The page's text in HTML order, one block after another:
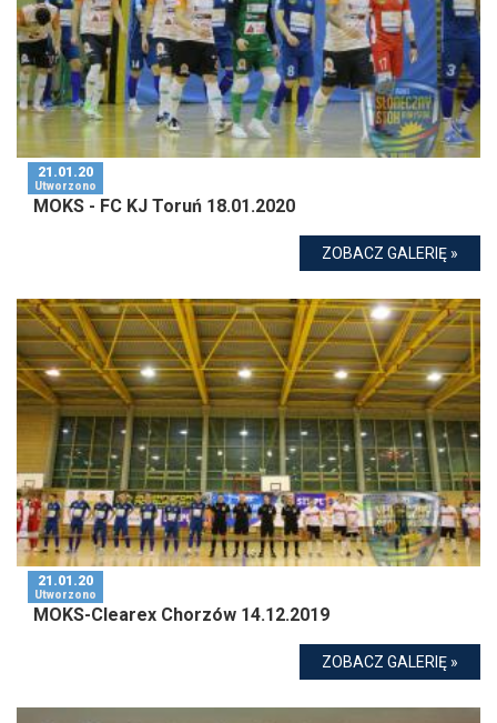
21.01.20
Utworzono
MOKS - FC KJ Toruń 18.01.2020
ZOBACZ GALERIĘ »
21.01.20
Utworzono
MOKS-Clearex Chorzów 14.12.2019
ZOBACZ GALERIĘ »